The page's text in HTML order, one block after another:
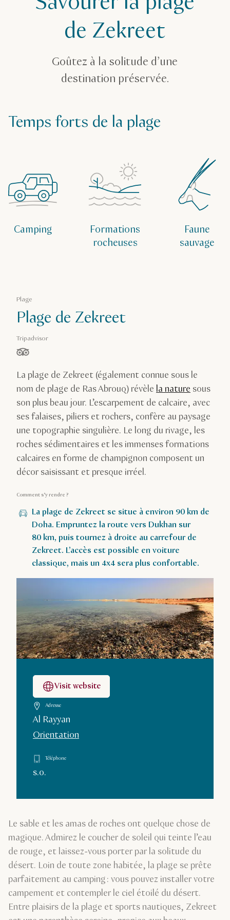
Plage de Zekreet
de Zekreet
Goûtez à la solitude d’une
destination préservée.
Temps forts de la plage
Camping
Formations
rocheuses
Faune
sauvage
Plage
Plage de Zekreet
Tripadvisor
étoiles sur 5, basé sur
La plage de Zekreet (également connue sous le
nom de plage de Ras Abrouq) révèle la nature sous
son plus beau jour. L’escarpement de calcaire, avec
ses falaises, piliers et rochers, confère au paysage
une topographie singulière. Le long du rivage, les
roches sédimentaires et les immenses formations
calcaires en forme de champignon composent un
décor saisissant et presque irréel.
Comment s’y rendre ?
La plage de Zekreet se situe à environ 90 km de
Doha. Empruntez la route vers Dukhan sur
80 km, puis tournez à droite au carrefour de
Zekreet. L’accès est possible en voiture
classique, mais un 4x4 sera plus confortable.
Visit website
Adresse
Al Rayyan
Orientation
Téléphone
s.o.
Le sable et les amas de roches ont quelque chose de
magique. Admirez le coucher de soleil qui teinte l’eau
de rouge, et laissez-vous porter par la solitude du
désert. Loin de toute zone habitée, la plage se prête
parfaitement au camping : vous pouvez installer votre
campement et contempler le ciel étoilé du désert.
Entre plaisirs de la plage et sports nautiques, Zekreet